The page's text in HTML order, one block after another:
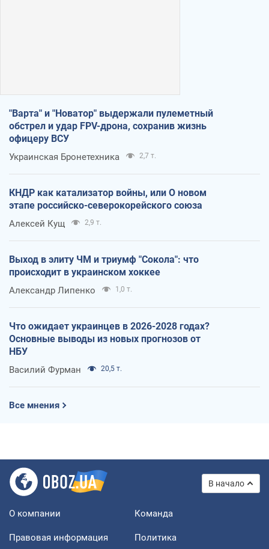
"Варта" и "Новатор" выдержали пулеметный
обстрел и удар FPV-дрона, сохранив жизнь
офицеру ВСУ
Украинская Бронетехника 2,7 т.
КНДР как катализатор войны, или О новом
этапе российско-северокорейского союза
Алексей Кущ 2,9 т.
Выход в элиту ЧМ и триумф "Сокола": что
происходит в украинском хоккее
Александр Липенко 1,0 т.
Что ожидает украинцев в 2026-2028 годах?
Основные выводы из новых прогнозов от
НБУ
Василий Фурман 20,5 т.
Все мнения
В начало
О компании Команда
Правовая информация
Политика